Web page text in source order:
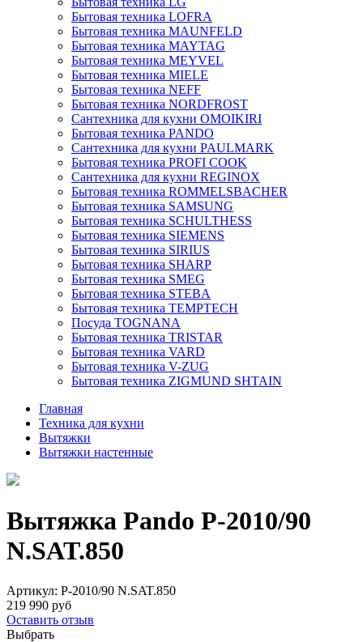
Бытовая техника LOFRA
Бытовая техника MAUNFELD
Бытовая техника MAYTAG
Бытовая техника MEYVEL
Бытовая техника MIELE
Бытовая техника NEFF
Бытовая техника NORDFROST
Сантехника для кухни OMOIKIRI
Бытовая техника PANDO
Сантехника для кухни PAULMARK
Бытовая техника PROFI COOK
Сантехника для кухни REGINOX
Бытовая техника ROMMELSBACHER
Бытовая техника SAMSUNG
Бытовая техника SCHULTHESS
Бытовая техника SIEMENS
Бытовая техника SIRIUS
Бытовая техника SHARP
Бытовая техника SMEG
Бытовая техника STEBA
Бытовая техника TEMPTECH
Посуда TOGNANA
Бытовая техника TRISTAR
Бытовая техника VARD
Бытовая техника V-ZUG
Бытовая техника ZIGMUND SHTAIN
Главная
Техника для кухни
Вытяжки
Вытяжки настенные
Вытяжка Pando P-2010/90
N.SAT.850
Артикул: P-2010/90 N.SAT.850
219 990 руб
Оставить отзыв
Выбрать